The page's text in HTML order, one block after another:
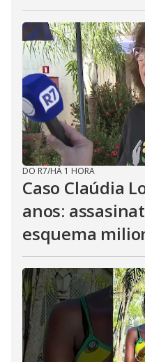
DO R7/HÁ 1 HORA
Caso Claúdia
anos:
esquema